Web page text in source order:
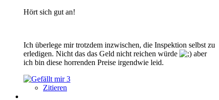
Hört sich gut an!
Ich überlege mir trotzdem inzwischen, die Inspektion selbst zu
erledigen. Nicht das das Geld nicht reichen würde
aber
ich bin diese horrenden Preise irgendwie leid.
3
Zitieren